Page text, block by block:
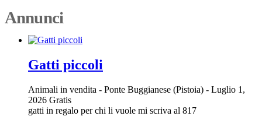
Annunci
Gatti piccoli
Animali in vendita - Ponte Buggianese (Pistoia) - Luglio 1,
2026 Gratis
gatti in regalo per chi li vuole mi scriva al 817